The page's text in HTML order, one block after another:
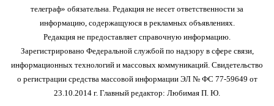
телеграф» обязательна. Редакция не несет ответственности за
информацию, содержащуюся в рекламных объявлениях.
Редакция не предоставляет справочную информацию.
Зарегистрировано Федеральной службой по надзору в сфере связи,
информационных технологий и массовых коммуникаций. Свидетельство
о регистрации средства массовой информации ЭЛ № ФС 77-59649 от
23.10.2014 г. Главный редактор: Любимая П. Ю.